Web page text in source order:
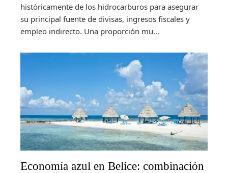
históricamente de los hidrocarburos para asegurar
su principal fuente de divisas, ingresos fiscales y
empleo indirecto. Una proporción mu...
Economía azul en Belice: combinación